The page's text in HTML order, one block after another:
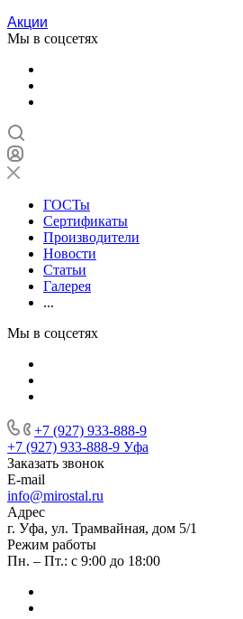
Акции
Мы в соцсетях
ГОСТы
Сертификаты
Производители
Новости
Статьи
Галерея
...
Мы в соцсетях
+7 (927) 933-888-9
+7 (927) 933-888-9 Уфа
Заказать звонок
E-mail
info@mirostal.ru
Адрес
г. Уфа, ул. Трамвайная, дом 5/1
Режим работы
Пн. – Пт.: с 9:00 до 18:00